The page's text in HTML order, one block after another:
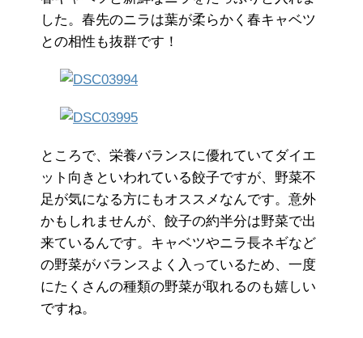
した。春先のニラは葉が柔らかく春キャベツ
との相性も抜群です！
ところで、栄養バランスに優れていてダイエ
ット向きといわれている餃子ですが、野菜不
足が気になる方にもオススメなんです。意外
かもしれませんが、餃子の約半分は野菜で出
来ているんです。キャベツやニラ長ネギなど
の野菜がバランスよく入っているため、一度
にたくさんの種類の野菜が取れるのも嬉しい
ですね。